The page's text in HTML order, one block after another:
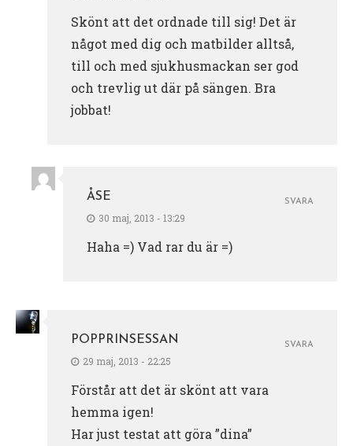
Skönt att det ordnade till sig! Det är
något med dig och matbilder alltså,
till och med sjukhusmackan ser god
och trevlig ut där på sängen. Bra
jobbat!
ÅSE
30 maj, 2013 - 13:29
Haha =) Vad rar du är =)
SVARA
POPPRINSESSAN
29 maj, 2013 - 22:25
Förstår att det är skönt att vara
hemma igen!
Har just testat att göra ”dina”
SVARA